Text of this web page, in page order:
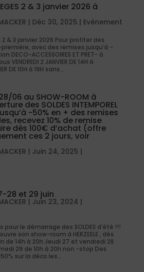
2 & 3 janvier 2026 à
| Déc 30, 2025 | Evènement
2 & 3 janvier 2026 Pour profiter des
première, avec des remises jusqu’à –
DECO-ACCESSOIRES ET PRET- à
VENDREDI 2 JANVIER DE 14H à
DE 10H à 19H sans...
06 au SHOW-ROOM à
des SOLDES INTEMPOREL
-50% en + des remises
recevez 10% de remise
dès 100€ d’achat (offre
ces 2 jours, voir
| Juin 24, 2025 |
28 et 29 juin
| Juin 23, 2024 |
pour le démarrage des SOLDES d’été !!!
ouvre son show-room à HERZEELE , dès
de 14h à 20h Jeudi 27 et vendredi 28
29 de 10h à 20h non -stop Des
sur la déco les...